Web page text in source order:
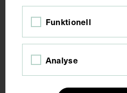
Funktionell
Analyse